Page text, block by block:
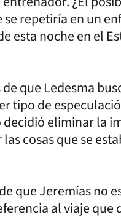
repetiría en un
esta noche en el
que Ledesma
tipo de
eliminar la
cosas que se
que Jeremías no
al viaje